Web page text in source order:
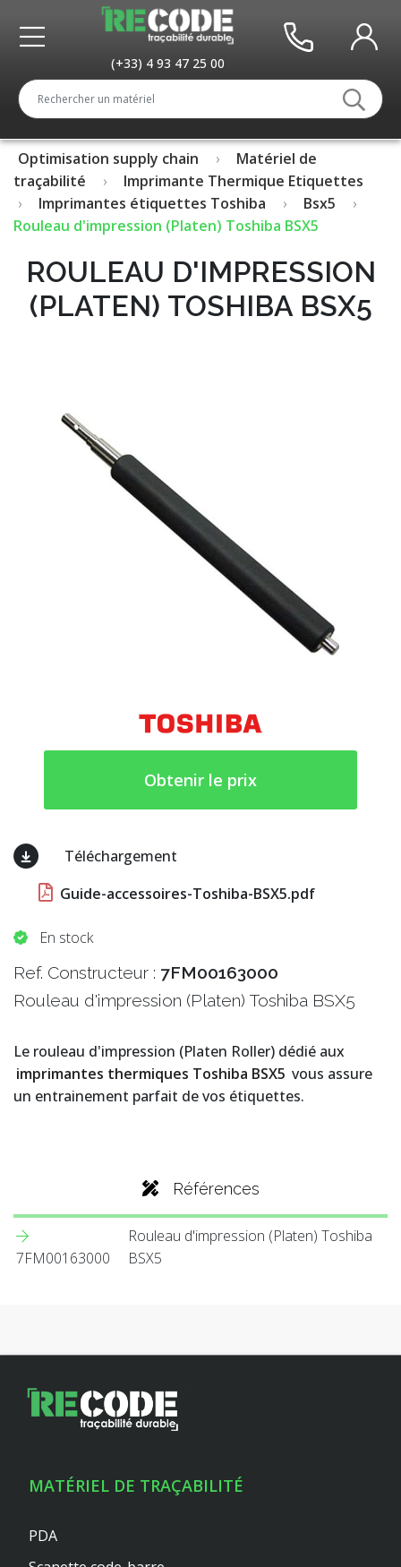
(+33) 4 93 47 25 00
Optimisation supply chain
Matériel de
traçabilité
Imprimante Thermique Etiquettes
Imprimantes étiquettes Toshiba
Bsx5
Rouleau d'impression (Platen) Toshiba BSX5
ROULEAU D'IMPRESSION
(PLATEN) TOSHIBA BSX5
Obtenir le prix
Téléchargement
Guide-accessoires-Toshiba-BSX5.pdf
En stock
Ref. Constructeur : 7FM00163000
Rouleau d'impression (Platen) Toshiba BSX5
Le rouleau d'impression (Platen Roller) dédié aux
imprimantes thermiques Toshiba BSX5 vous assure
un entrainement parfait de vos étiquettes.
Références
7FM00163000
Rouleau d'impression (Platen) Toshiba
BSX5
MATÉRIEL DE TRAÇABILITÉ
PDA